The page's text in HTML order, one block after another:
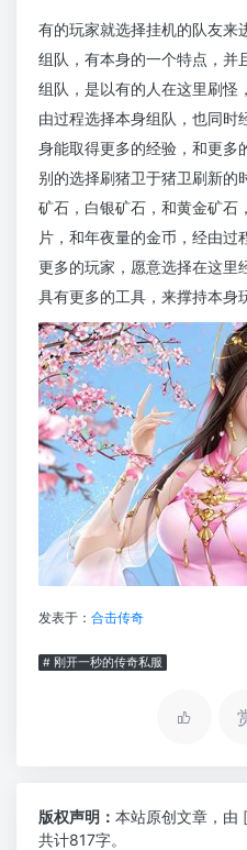
有的玩家就选择挂机的队友来
组队，有本身的一个特点，并
组队，是以有的人在这里刷怪
由过程选择本身组队，也同时
身能取得更多的经验，和更多
别的选择刷猪卫于猪卫刷新的
矿石，白银矿石，和黄金矿石
片，和年夜量的金币，经由过
更多的玩家，愿意选择在这里
具有更多的工具，来撑持本身
发表于： 合击传奇
# 刚开一秒的传奇私服
版权声明： 本站原创文章，由
共计817字。